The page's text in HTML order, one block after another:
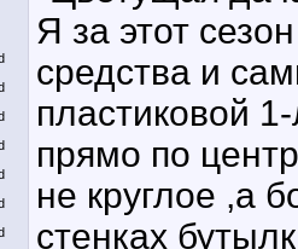
Я за этот
средства и
пластиковой
прямо по
не круглое ,а
стенках